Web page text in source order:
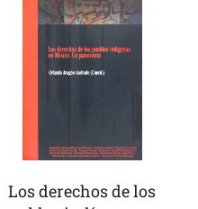
Los derechos de los